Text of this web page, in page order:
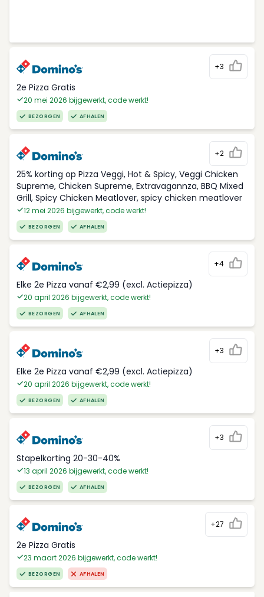
+3
2e Pizza Gratis
20 mei 2026 bijgewerkt, code werkt!
BEZORGEN AFHALEN
+2
25% korting op Pizza Veggi, Hot & Spicy, Veggi Chicken
Supreme, Chicken Supreme, Extravagannza, BBQ Mixed
Grill, Spicy Chicken Meatlover, spicy chicken meatlover
12 mei 2026 bijgewerkt, code werkt!
BEZORGEN AFHALEN
+4
Elke 2e Pizza vanaf €2,99 (excl. Actiepizza)
20 april 2026 bijgewerkt, code werkt!
BEZORGEN AFHALEN
+3
Elke 2e Pizza vanaf €2,99 (excl. Actiepizza)
20 april 2026 bijgewerkt, code werkt!
BEZORGEN AFHALEN
+3
Stapelkorting 20-30-40%
13 april 2026 bijgewerkt, code werkt!
BEZORGEN AFHALEN
+27
2e Pizza Gratis
23 maart 2026 bijgewerkt, code werkt!
BEZORGEN AFHALEN